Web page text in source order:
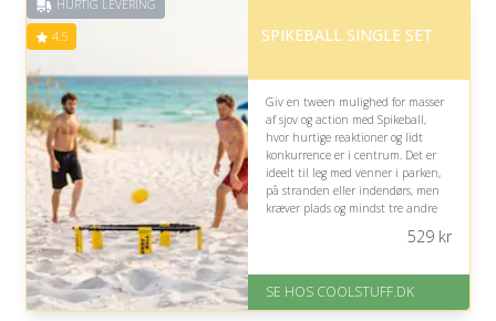
HURTIG LEVERING
4.5 SPIKEBALL SINGLE SET
Giv en tween mulighed for masser
af sjov og action med Spikeball,
hvor hurtige reaktioner og lidt
konkurrence er i centrum. Det er
ideelt til leg med venner i parken,
på stranden eller indendørs, men
kræver plads og mindst tre andre
er 1-3 hverdage.
529kr
SE HOS COOLSTUFF.DK